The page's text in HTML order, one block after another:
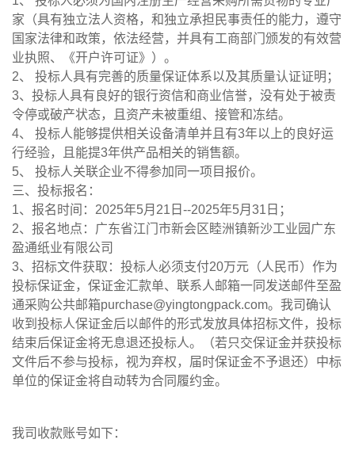
家（具有独立法人资格，和独立承担民事责任的能力，遵守
国家法律和政策，依法经营，并具有工商部门颁发的有效营
业执照、《开户许可证》）。
2、 投标人具有完善的质量保证体系以及其质量认证证明；
3、投标人具有良好的银行资信和商业信誉，没有处于被责
令停或破产状态，且资产未被重组、接管和冻结。
4、 投标人能够提供相关设备清单并且有3年以上的良好运
行经验，且能提3年供产品相关的销售额。
5、 投标人关联企业不得参加同一项目报价。
三、投标报名：
1、报名时间：2025年5月21日--2025年5月31日；
2、报名地点：广东省江门市新会区睦洲镇新沙工业园广东
盈通纸业有限公司
3、招标文件获取：投标人必须支付20万元（人民币）作为
投标保证金，保证金汇款单、联系人邮箱一同发送邮件至盈
通采购公共邮箱purchase@yingtongpack.com。我司确认
收到投标人保证金后以邮件的形式发放具体招标文件，投标
结束后保证金将无息退还投标人。（若只交保证金并获投标
文件后不参与投标，视为弃权，届时保证金不予退还）中标
单位的保证金将自动转为合同履约金。
我司收款账号如下：